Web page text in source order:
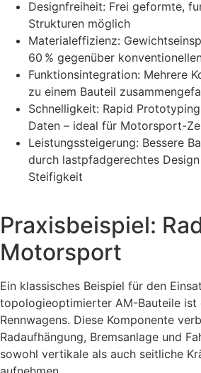
Designfreiheit: Frei geformte,
Strukturen möglich
Materialeffizienz:
60 % gegenüber
Funktionsintegration: Mehrere
zu einem Bauteil
Schnelligkeit: Rapid
Daten – ideal für Motorsport-
Leistungssteigerung: Bessere
durch lastpfadgerechtes
Steifigkeit
Praxisbeispiel:
Motorsport
Ein klassisches Beispiel für den
topologieoptimierter AM-Bauteile ist
Rennwagens. Diese Komponente
Radaufhängung, Bremsanlage und
sowohl vertikale als auch seitliche